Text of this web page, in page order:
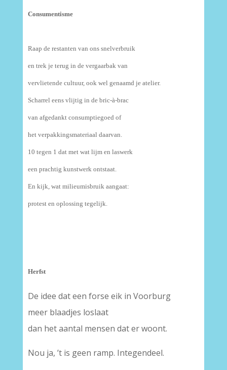
Consumentisme
Raap de restanten van ons snelverbruik
en trek je terug in de vergaarbak van
vervlietende cultuur, ook wel genaamd je atelier.
Scharrel eens vlijtig in de bric-à-brac
van afgedankt consumptiegoed of
het verpakkingsmateriaal daarvan.
10 tegen 1 dat met wat lijm en laswerk
een prachtig kunstwerk ontstaat.
En kijk, wat milieumisbruik aangaat:
protest en oplossing tegelijk.
Herfst
De idee dat een forse eik in Voorburg
meer blaadjes loslaat
dan het aantal mensen dat er woont.
Nou ja, ’t is geen ramp. Integendeel.